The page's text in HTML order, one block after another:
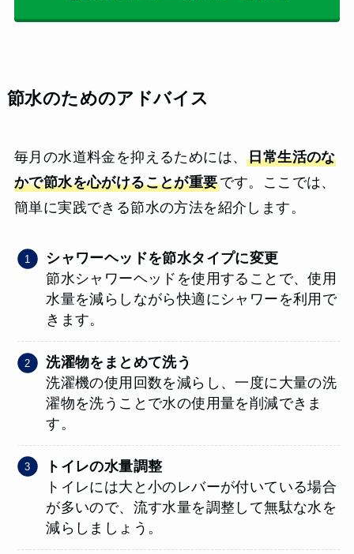
節水のためのアドバイス
毎月の水道料金を抑えるためには、日常生活のな
かで節水を心がけることが重要です。ここでは、
簡単に実践できる節水の方法を紹介します。
シャワーヘッドを節水タイプに変更
節水シャワーヘッドを使用することで、使用
水量を減らしながら快適にシャワーを利用で
きます。
洗濯物をまとめて洗う
洗濯機の使用回数を減らし、一度に大量の洗
濯物を洗うことで水の使用量を削減できま
す。
トイレの水量調整
トイレには大と小のレバーが付いている場合
が多いので、流す水量を調整して無駄な水を
減らしましょう。